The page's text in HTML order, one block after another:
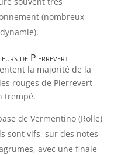
(nombreux
de Pierrevert
la majorité de la
rouges de Pierrevert
trempé.
de Vermentino (Rolle)
sont vifs, sur des notes
avec une finale